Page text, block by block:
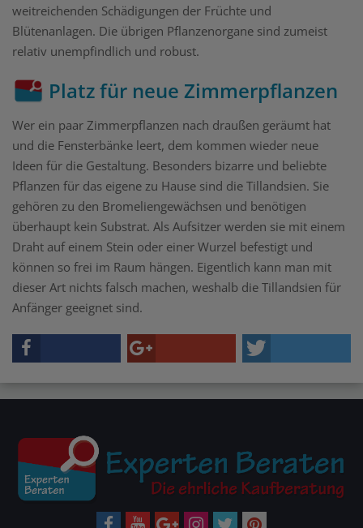
weitreichenden Schädigungen der Früchte und
Blütenanlagen. Die übrigen Pflanzenorgane sind zumeist
relativ unempfindlich und robust.
Platz für neue Zimmerpflanzen
Wer ein paar Zimmerpflanzen nach draußen geräumt hat
und die Fensterbänke leert, dem kommen wieder neue
Ideen für die Gestaltung. Besonders bizarre und beliebte
Pflanzen für das eigene zu Hause sind die Tillandsien. Sie
gehören zu den Bromeliengewächsen und benötigen
überhaupt kein Substrat. Als Aufsitzer werden sie mit einem
Draht auf einem Stein oder einer Wurzel befestigt und
können so frei im Raum hängen. Eigentlich kann man mit
dieser Art nichts falsch machen, weshalb die Tillandsien für
Anfänger geeignet sind.